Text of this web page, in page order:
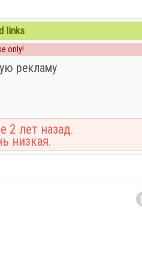
links
only!
рекламу
2 лет назад.
низкая.